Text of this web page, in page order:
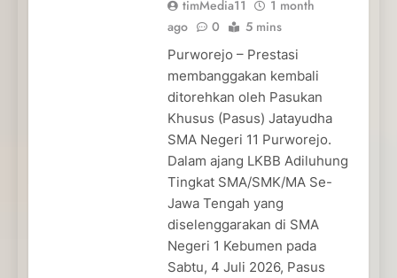
timMedia11
1 month
ago
0 5 mins
Purworejo – Prestasi
membanggakan kembali
ditorehkan oleh Pasukan
Khusus (Pasus) Jatayudha
SMA Negeri 11 Purworejo.
Dalam ajang LKBB Adiluhung
Tingkat SMA/SMK/MA Se-
Jawa Tengah yang
diselenggarakan di SMA
Negeri 1 Kebumen pada
Sabtu, 4 Juli 2026, Pasus